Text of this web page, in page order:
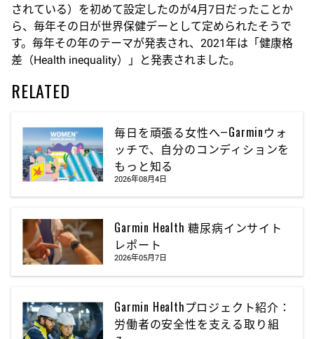
されている）を初めて設定したのが4月7日だったことか
ら、毎年その日が世界保健デーとして定められたそうで
す。毎年その年のテーマが発表され、2021年は「健康格
差（Health inequality）」と発表されました。
RELATED
毎日を頑張る女性へ―Garminウォ
ッチで、自分のコンディションを
もっと知る
2026年08月4日
Garmin Health 糖尿病インサイト
レポート
2026年05月7日
Garmin Healthプロジェクト紹介：
労働者の安全性を支える取り組